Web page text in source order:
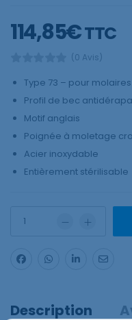
114,85€TTC
(0 Avis)
Type 73 – pour
Profil de bec
Motif anglais
Poignée à moletage
Acier inoxydable
Entièrement stérilisable
Description